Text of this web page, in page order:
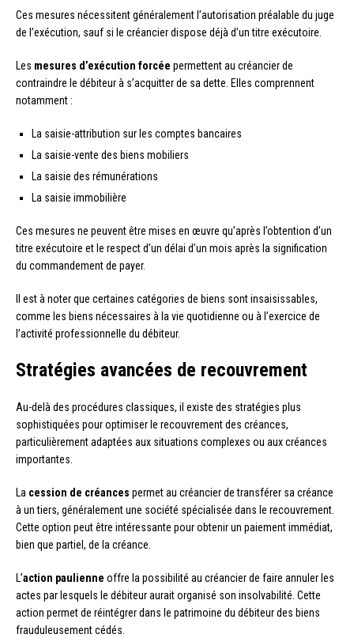
Ces mesures nécessitent généralement l’autorisation préalable du juge
de l’exécution, sauf si le créancier dispose déjà d’un titre exécutoire.
Les mesures d’exécution forcée permettent au créancier de
contraindre le débiteur à s’acquitter de sa dette. Elles comprennent
notamment :
La saisie-attribution sur les comptes bancaires
La saisie-vente des biens mobiliers
La saisie des rémunérations
La saisie immobilière
Ces mesures ne peuvent être mises en œuvre qu’après l’obtention d’un
titre exécutoire et le respect d’un délai d’un mois après la signification
du commandement de payer.
Il est à noter que certaines catégories de biens sont insaisissables,
comme les biens nécessaires à la vie quotidienne ou à l’exercice de
l’activité professionnelle du débiteur.
Stratégies avancées de recouvrement
Au-delà des procédures classiques, il existe des stratégies plus
sophistiquées pour optimiser le recouvrement des créances,
particulièrement adaptées aux situations complexes ou aux créances
importantes.
La cession de créances permet au créancier de transférer sa créance
à un tiers, généralement une société spécialisée dans le recouvrement.
Cette option peut être intéressante pour obtenir un paiement immédiat,
bien que partiel, de la créance.
L’action paulienne offre la possibilité au créancier de faire annuler les
actes par lesquels le débiteur aurait organisé son insolvabilité. Cette
action permet de réintégrer dans le patrimoine du débiteur des biens
frauduleusement cédés.